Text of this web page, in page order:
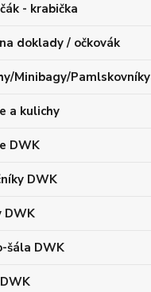
- krabička
doklady / očkovák
Minibagy/Pamlskovníky
a kulichy
DWK
DWK
DWK
šála DWK